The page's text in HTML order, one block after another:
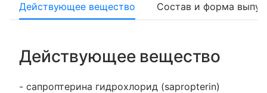
Действующее вещество Состав и форма
Действующее вещество
- сапроптерина гидрохлорид (sapropterin)